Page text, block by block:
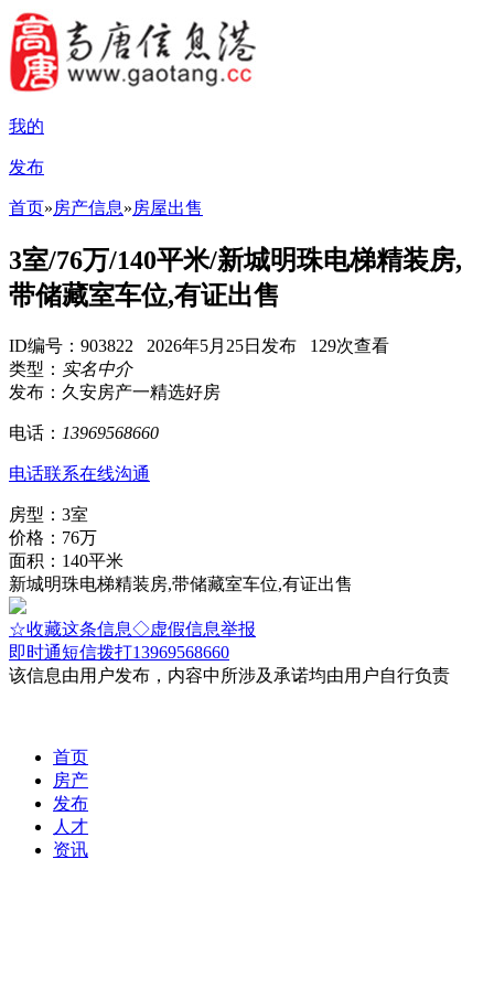
我的
发布
首页»房产信息»房屋出售
3室/76万/140平米/新城明珠电梯精装房,
带储藏室车位,有证出售
ID编号：903822 2026年5月25日发布 129次查看
类型： 实名中介
发布：久安房产一精选好房
电话： 13969568660
电话联系在线沟通
房型：3室
价格：76万
面积：140平米
新城明珠电梯精装房,带储藏室车位,有证出售
☆收藏这条信息◇虚假信息举报
即时通短信拨打13969568660
该信息由用户发布，内容中所涉及承诺均由用户自行负责
首页
房产
发布
人才
资讯